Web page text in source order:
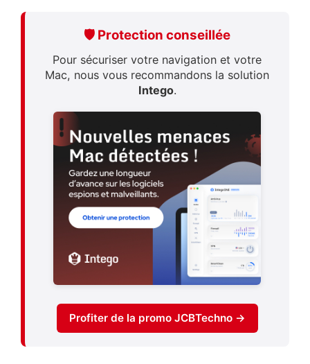
🛡️ Protection conseillée
Pour sécuriser votre navigation et votre
Mac, nous vous recommandons la solution
Intego.
Profiter de la promo JCBTechno →